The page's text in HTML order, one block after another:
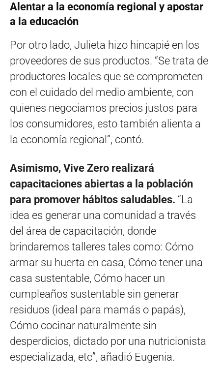
Alentar a la economía regional y apostar
a la educación
Por otro lado, Julieta hizo hincapié en los
proveedores de sus productos. “Se trata de
productores locales que se comprometen
con el cuidado del medio ambiente, con
quienes negociamos precios justos para
los consumidores, esto también alienta a
la economía regional”, contó.
Asimismo, Vive Zero realizará
capacitaciones abiertas a la población
para promover hábitos saludables. “La
idea es generar una comunidad a través
del área de capacitación, donde
brindaremos talleres tales como: Cómo
armar su huerta en casa, Cómo tener una
casa sustentable, Cómo hacer un
cumpleaños sustentable sin generar
residuos (ideal para mamás o papás),
Cómo cocinar naturalmente sin
desperdicios, dictado por una nutricionista
especializada, etc”, añadió Eugenia.